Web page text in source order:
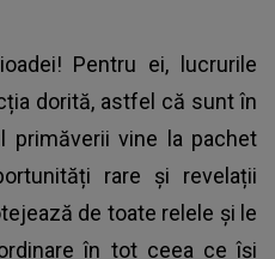
Pentru ei, lucrurile
dorită, astfel că sunt în
primăverii vine la pachet
rare și revelații
de toate relele și le
în tot ceea ce își